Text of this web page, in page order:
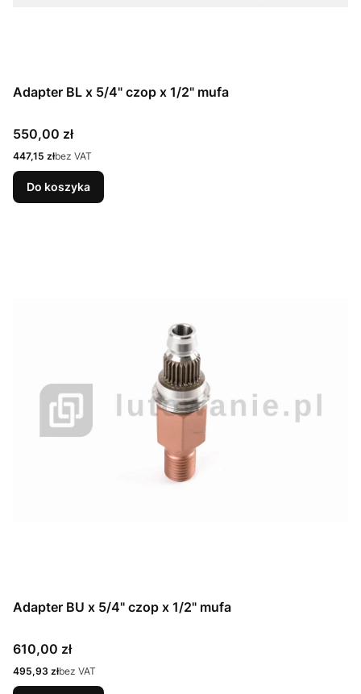
Adapter BL x 5/4" czop x 1/2" mufa
Cena
550,00 zł
Cena
447,15 złbez VAT
Do koszyka
Adapter BU x 5/4" czop x 1/2" mufa
Cena
610,00 zł
Cena
495,93 złbez VAT